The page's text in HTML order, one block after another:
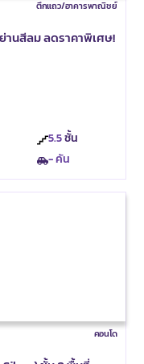
ตึกแถว/อาคารพาณิชย์
านสีลม ลดราคาพิเศษ!
5.5ชั้น
- คัน
คอนโด